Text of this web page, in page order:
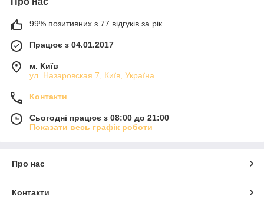
99% позитивних з 77 відгуків за рік
Працює з 04.01.2017
м. Київ
ул. Назаровская 7, Київ, Україна
Контакти
Сьогодні працює з 08:00 до 21:00
Показати весь графік роботи
Про нас
Контакти